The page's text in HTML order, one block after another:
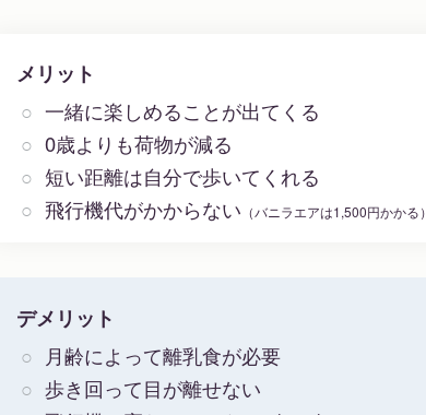
メリット
一緒に楽しめることが出てくる
0歳よりも荷物が減る
短い距離は自分で歩いてくれる
飛行機代がかからない （バニラエアは1,500円かかる）
デメリット
月齢によって離乳食が必要
歩き回って目が離せない